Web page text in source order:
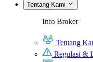
Tentang Kami
Info Broker
Tentang
Regulasi &